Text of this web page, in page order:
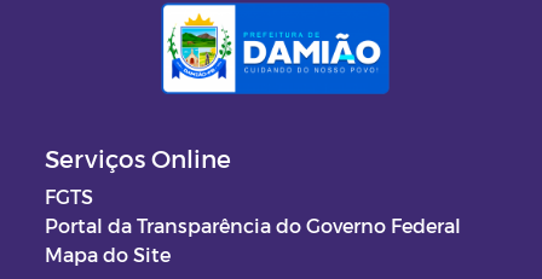
Serviços Online
FGTS
Portal da Transparência do Governo Federal
Mapa do Site